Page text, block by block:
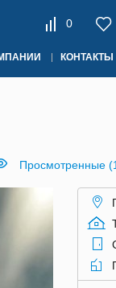
0
КОНТАКТЫ
Просмотренные